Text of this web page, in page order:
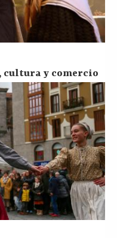
cultura y comercio